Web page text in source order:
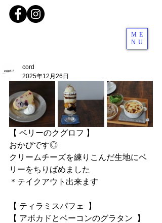
ME
NU
cord
2025年12月26日
【 ベリーのクグロフ 】
おかぴです◎
クリームチーズを練りこんだ生地にベ
リーをちりばめました
＊テイクアウト出来ます
【 ティラミスパフェ  】
【 アボカドとベーコンのグラタン  】